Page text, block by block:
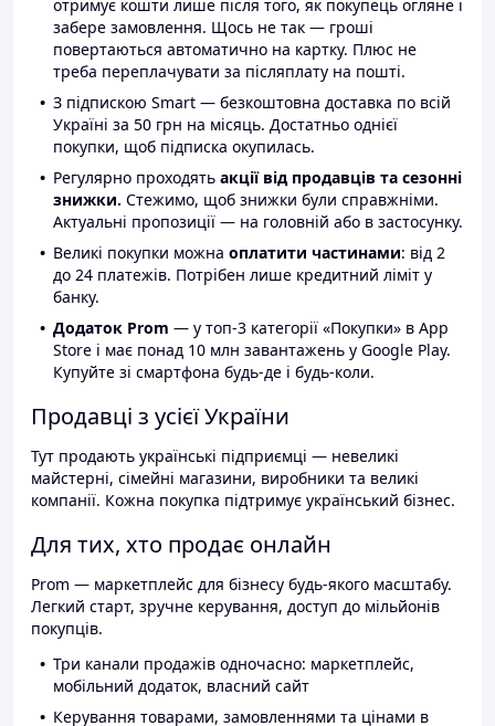
отримує кошти лише після того, як покупець огляне і
забере замовлення. Щось не так — гроші
повертаються автоматично на картку. Плюс не
треба переплачувати за післяплату на пошті.
З підпискою Smart — безкоштовна доставка по всій
Україні за 50 грн на місяць. Достатньо однієї
покупки, щоб підписка окупилась.
Регулярно проходять акції від продавців та сезонні
знижки. Стежимо, щоб знижки були справжніми.
Актуальні пропозиції — на головній або в застосунку.
Великі покупки можна оплатити частинами: від 2
до 24 платежів. Потрібен лише кредитний ліміт у
банку.
Додаток Prom — у топ-3 категорії «Покупки» в App
Store і має понад 10 млн завантажень у Google Play.
Купуйте зі смартфона будь-де і будь-коли.
Продавці з усієї України
Тут продають українські підприємці — невеликі
майстерні, сімейні магазини, виробники та великі
компанії. Кожна покупка підтримує український бізнес.
Для тих, хто продає онлайн
Prom — маркетплейс для бізнесу будь-якого масштабу.
Легкий старт, зручне керування, доступ до мільйонів
покупців.
Три канали продажів одночасно: маркетплейс,
мобільний додаток, власний сайт
Керування товарами, замовленнями та цінами в